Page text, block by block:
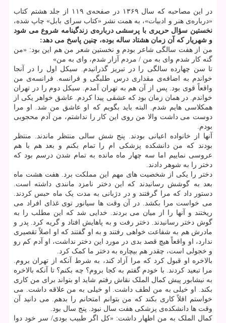
در این مصاحبه که سال ۱۳۶۹ در صفحه‌ی ۱۱۹ از جلد هشتم کتاب
«درباره‌ی هنر و ادبیات»، به همت نشر «کتاب سرای بابل» چاپ شده،
نخستین سؤال حریری با پرسشی درباره‌ی زندگینامه شروع می شود
و شهریار که آن زمان هشتاد ساله بوده، چنین پاسخ می دهد:
من از هفت سالگی شاعر بودم و نخستین شعر من هم این بود: «من
گنه کار شدم وای به من / مردم آزار شدم، وای به من»
تا سن چهارده سالگی را در تبریز گذرانیدم. سیکل اول را در آنجا
خواندم به اضافه‌ی مقداری درس طلبگی و فرانسه. فرانسه‌ی من
واقعاً قوی بود. پس از آن هم به تهران آمدم. سیکل دوم را در تهران
خواندم. در همان زمان بود که عشقی پیدا کردم. عاشق خواهر یکی از
همکلاسی هایم شدم. البته باید بگویم که او عاشق من شد. او مرا
دوست می داشت والا من روی این کار را نداشتم، من آدم محجوبی
بودم.
آنها از خانواده اعیانی بودند. پنج شش سالی منتظر ماندند. منتظر
بودند که من دانشکده پزشکی ام را تمام بکنم و بعد هم با هم
عروسی نماییم اما سه چهار ماه مانده به تمام شدن درسم بود که
دختر را به شوهر دادند.
دختر را یکی از شخصیت های مهم این مملکت برد. هفت هشت ماه
بعد به گوشش رسانیدند که این دختر نامزد مانندی داشته است.
دستور داد که مرا گرفتند و در دژبانی به مدت یک ماه حبس کردند.
می خواست مرا بکشد. در آن وقت ها سیانور توی غذای افراد می
ریختند و آنها را از میان می بردند. خدایی شد که این مطلب را به
گوش دختر رسانیدند. دختر رفت و به پاهایش افتاد و گریه کرد. پدر و
مادرش هم به شفاعت خواهی رفتند و به او گفتند که او اصلاً تقصیری
ندارد، او واقعاً هیچ قصد بدی در مورد این دختر نداشت، او آدم کم رو
و خجولی است، چقدر هم بیچاره به دختر ما کمک کرد.
بالاخره او قبول کرد که مرا آزاد کند، به شرط آنکه از تهران بروم.
مرا تبعید کردند. با خودم گفتم به کجا بروم؟ چه بکنم؟ تا آنکه بالاخره
به نیشابور پیش کمال الملک نقاش رفتم شاید او بتواند برای من کاری
بکند. او خیلی به من لطف داشت. او خیلی به من علاقه داشت. می
خواستم اقلاً کاری بکند که من بتوانم امتحانم را بدهم. می دانید آن
وقت ها دانشکده‌ی پزشکی هفت سال نبود. پنج سال بود.
کمال الملک به من اظهار داشت: «کل اگر طبیب بودی/ سر خود دوا